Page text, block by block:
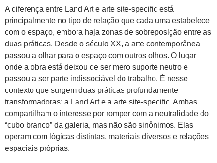
A diferença entre Land Art e arte site-specific está
principalmente no tipo de relação que cada uma estabelece
com o espaço, embora haja zonas de sobreposição entre as
duas práticas. Desde o século XX, a arte contemporânea
passou a olhar para o espaço com outros olhos. O lugar
onde a obra está deixou de ser mero suporte neutro e
passou a ser parte indissociável do trabalho. É nesse
contexto que surgem duas práticas profundamente
transformadoras: a Land Art e a arte site-specific. Ambas
compartilham o interesse por romper com a neutralidade do
“cubo branco” da galeria, mas não são sinônimos. Elas
operam com lógicas distintas, materiais diversos e relações
espaciais próprias.